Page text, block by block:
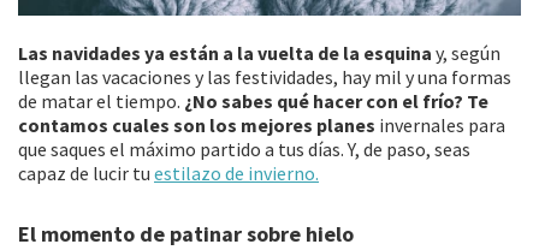
Las navidades ya están a la vuelta de la esquina y, según
llegan las vacaciones y las festividades, hay mil y una formas
de matar el tiempo. ¿No sabes qué hacer con el frío? Te
contamos cuales son los mejores planes invernales para
que saques el máximo partido a tus días. Y, de paso, seas
capaz de lucir tu estilazo de invierno.
El momento de patinar sobre hielo